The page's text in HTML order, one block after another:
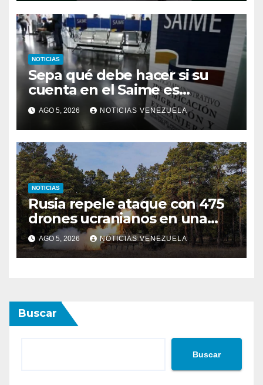
NOTICIAS
Sepa qué debe hacer si su
cuenta en el Saime es
suspendida por faltar a tres
citas consecutivas
AGO 5, 2026 NOTICIAS VENEZUELA
NOTICIAS
Rusia repele ataque con 475
drones ucranianos en una
noche
AGO 5, 2026 NOTICIAS VENEZUELA
Buscar
Buscar